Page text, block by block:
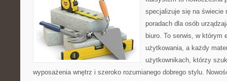
specjalizuje się na świecie
poradach dla osób
biuro. To serwis, w którym
użytkowania, a każdy
użytkownikach, którzy
wyposażenia wnętrz i szeroko rozumianego dobrego stylu.